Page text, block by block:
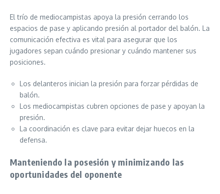
El trío de mediocampistas apoya la presión cerrando los
espacios de pase y aplicando presión al portador del balón. La
comunicación efectiva es vital para asegurar que los
jugadores sepan cuándo presionar y cuándo mantener sus
posiciones.
Los delanteros inician la presión para forzar pérdidas de
balón.
Los mediocampistas cubren opciones de pase y apoyan la
presión.
La coordinación es clave para evitar dejar huecos en la
defensa.
Manteniendo la posesión y minimizando las
oportunidades del oponente